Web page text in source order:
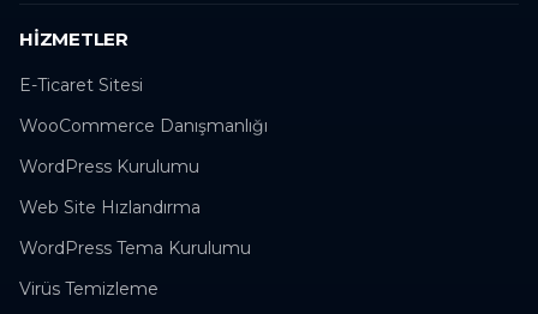
HIZMETLER
E-Ticaret Sitesi
WooCommerce Danışmanlığı
WordPress Kurulumu
Web Site Hızlandırma
WordPress Tema Kurulumu
Virüs Temizleme